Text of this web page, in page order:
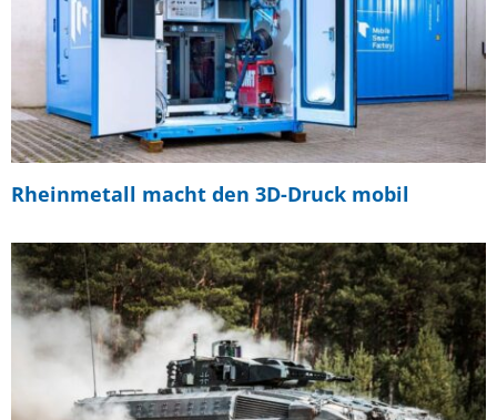
Rheinmetall macht den 3D-Druck mobil